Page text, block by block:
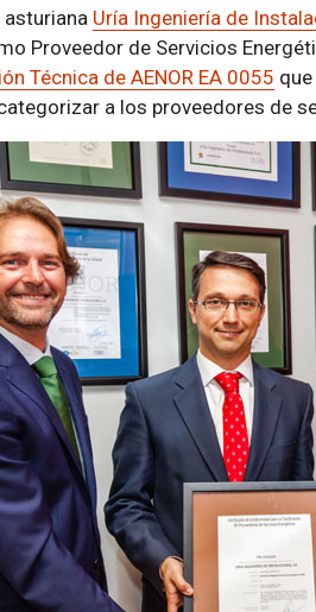
asturiana Uría Ingeniería de
Proveedor de Servicios
Técnica de AENOR EA 0055
a los proveedores de